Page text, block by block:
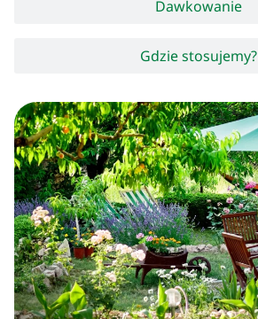
Dawkowanie
Gdzie stosujemy?